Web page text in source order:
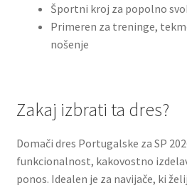
Športni kroj za popolno
Primeren za treninge,
nošenje
Zakaj izbrati ta dres?
Domači dres Portugalske za SP
funkcionalnost, kakovostno
ponos. Idealen je za navijače, ki